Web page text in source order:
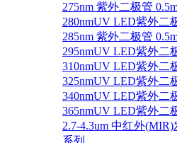
275nm 紫外二极管
280nmUV LED紫外二
285nm 紫外二极管
295nmUV LED紫外二
310nmUV LED紫外二
325nmUV LED紫外二
340nmUV LED紫外二
365nmUV LED紫外二
2.7-4.3um 中红外
系列